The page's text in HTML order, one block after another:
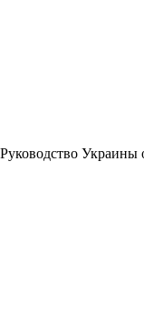
Руководство Украины